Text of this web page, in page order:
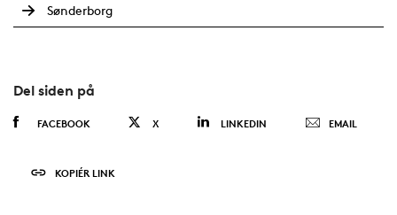
Sønderborg
Del siden på
FACEBOOK X LINKEDIN EMAIL
KOPIÉR LINK